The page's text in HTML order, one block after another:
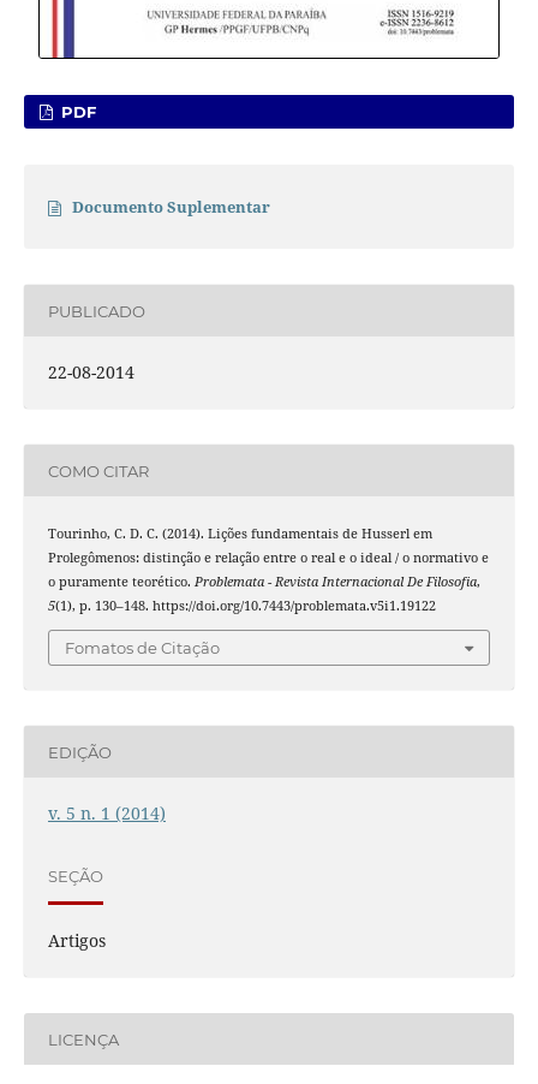
PDF
Documento Suplementar
PUBLICADO
22-08-2014
COMO CITAR
Tourinho, C. D. C. (2014). Lições fundamentais de Husserl em
Prolegômenos: distinção e relação entre o real e o ideal / o normativo e
o puramente teorético. Problemata - Revista Internacional De Filosofia,
5(1), p. 130–148. https://doi.org/10.7443/problemata.v5i1.19122
Fomatos de Citação
EDIÇÃO
v. 5 n. 1 (2014)
SEÇÃO
Artigos
LICENÇA